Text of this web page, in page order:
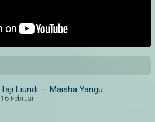
Taji Liundi — Maisha Yangu
16 Februari